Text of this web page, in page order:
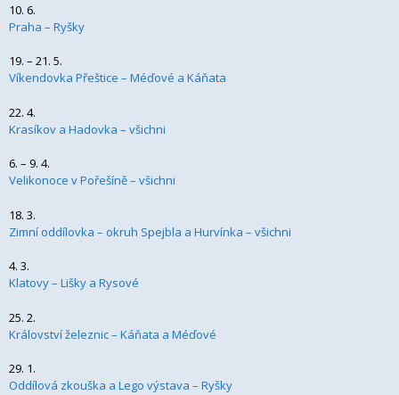
10. 6.
Praha – Ryšky
19. – 21. 5.
Víkendovka Přeštice – Méďové a Káňata
22. 4.
Krasíkov a Hadovka – všichni
6. – 9. 4.
Velikonoce v Pořešíně – všichni
18. 3.
Zimní oddílovka – okruh Spejbla a Hurvínka – všichni
4. 3.
Klatovy – Lišky a Rysové
25. 2.
Království železnic – Káňata a Méďové
29. 1.
Oddílová zkouška a Lego výstava – Ryšky